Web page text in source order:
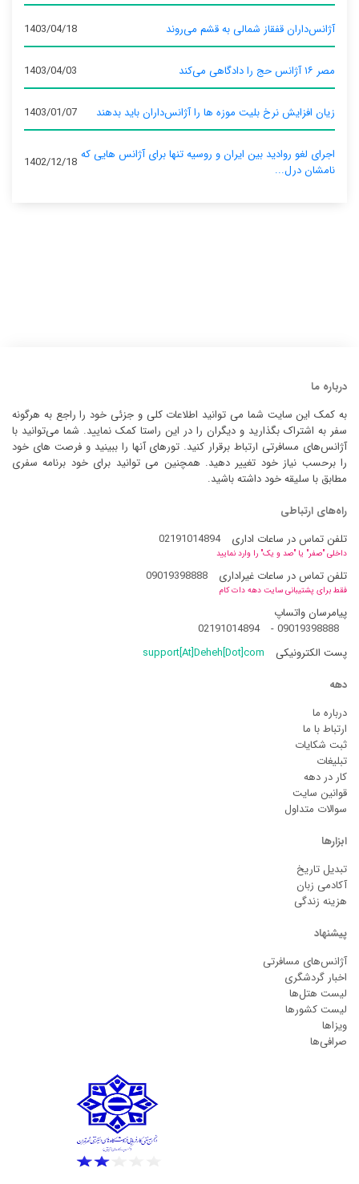
آژانس‌داران قفقاز شمالی به قشم می‌روند 1403/04/18
مصر ۱۶ آژانس حج را دادگاهی می‌کند 1403/04/03
زیان افزایش نرخ بلیت موزه ها را آژانس‌داران باید بدهند 1403/01/07
اجرای لغو روادید بین ایران و روسیه تنها برای آژانس‌ هایی که
نامشان درل...
1402/12/18
درباره ما
به کمک این سایت شما می توانید اطلاعات کلی و جزئی خود را راجع به هرگونه
سفر به اشتراک بگذارید و دیگران را در این راستا کمک نمایید. شما می‌توانید با
آژانس‌های مسافرتی ارتباط برقرار کنید. تورهای آنها را ببینید و فرصت های خود
را برحسب نیاز خود تغییر دهید. همچنین می توانید برای خود برنامه سفری
مطابق با سلیقه خود داشته باشید.
راه‌های ارتباطی
تلفن تماس در ساعات اداری
02191014894
داخلی "صفر" یا "صد و یک" را وارد نمایید
تلفن تماس در ساعات غیراداری 09019398888
فقط برای پشتیبانی سایت دهه دات کام
پیامرسان واتساپ
09019398888
-
02191014894
پست الکترونیکی
support[At]Deheh[Dot]com
دهه
درباره ما
ارتباط با ما
ثبت شکایات
تبلیغات
کار در دهه
قوانین سایت
سوالات متداول
ابزارها
تبدیل تاریخ
آکادمی زبان
هزینه زندگی
پیشنهاد
آژانس‌های مسافرتی
اخبار گردشگری
لیست هتل‌ها
لیست کشورها
ویزاها
صرافی‌ها